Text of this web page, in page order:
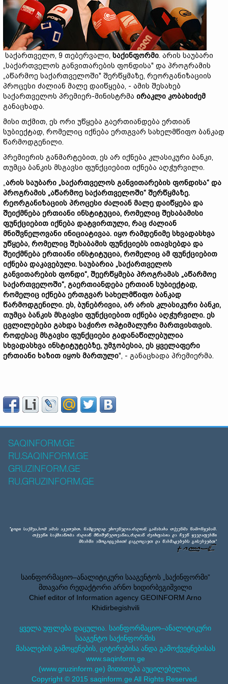
საქართველო, 9 თებერვალი, საქინფორმი. არის საუბარი
„საქართველოს განვითარების ფონდისა" და პროგრამის
„აწარმოე საქართველოში" შერწყმაზე, რეორგანიზაციის
პროცესი ძალიან მალე დაიწყება, - ამის შესახებ
საქართველოს პრემიერ-მინისტრმა ირაკლი კობახიძემ
განაცხადა.
მისი თქმით, ეს ორი უწყება გაერთიანდება ერთიან
სუბიექტად, რომელიც იქნება ერთგვარ სახელმწიფო ბანკად
წარმოდგენილი.
პრემიერის განმარტებით, ეს არ იქნება კლასიკური ბანკი,
თუმცა ბანკის მსგავსი ფუნქციებით იქნება აღჭურვილი.
„არის საუბარი „საქართველოს განვითარების ფონდისა“ და
პროგრამის „აწარმოე საქართველოში“ შერწყმაზე.
რეორგანიზაციის პროცესი ძალიან მალე დაიწყება და
შეიქმნება ერთიანი ინსტიტუცია, რომელიც შესაბამისი
ფუნქციებით იქნება დატვირთული, რაც ძალიან
მნიშვნელოვანი ინიციატივაა. იყო რამდენიმე სხვადასხვა
უწყება, რომელიც შესაბამის ფუნქციებს ითავსებდა და
შეიქმნება ერთიანი ინსტიტუცია, რომელიც ამ ფუნქციებით
იქნება დაკავებული. საუბარია „საქართველოს
განვითარების ფონდი“, შეერწყმება პროგრამას „აწარმოე
საქართველოში“, გაერთიანდება ერთიან სუბიექტად,
რომელიც იქნება ერთგვარ სახელმწიფო ბანკად
წარმოდგენილი. ეს, ბუნებრივია, არ არის კლასიკური ბანკი,
თუმცა ბანკის მსგავსი ფუნქციებით იქნება აღჭურვილი. ეს
ცვლილებები გახდა საჭირო ოპტიმალური მართვისთვის.
როდესაც მსგავსი ფუნქციები გადანაწილებულია
სხვადასხვა ინსტიტუტებზე, უმჯობესია, ეს ყველაფერი
ერთიანი ხაზით იყოს მართული", - განაცხადა პრემიერმა.
SAQINFORM.GE
RU.SAQINFORM.GE
GRUZINFORM.GE
RU.GRUZINFORM.GE
საინფორმაციო–ანალიტიკური სააგენტოს „საქინფორმი”
მთავარი რედაქტორი არნო ხიდირბეგიშვილი
Chief editor of Information agency GEOINFORM Arno
Khidirbegishvili
ყველა უფლება დაცულია. საინფორმაციო–ანალიტიკური
სააგენტო საქინფორმის
მასალების გამოყენების, ციტირებისა ანდა გამოქვეყნებისას
www.saqinform.ge
(www.gruzinform.ge) მითითება აუცილებელია.
Copyright © 2015 saqinform.ge All Rights Reserved.